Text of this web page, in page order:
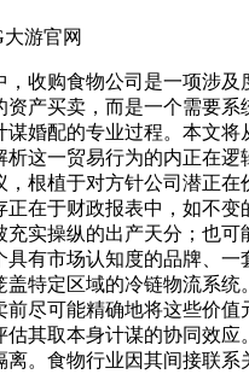
大游官网
收购食物公司是一项涉及
资产买卖，而是一个需要系
谋婚配的专业过程。本文将
析这一贸易行为的内正在逻
根植于对方针公司潜正在
正在于财政报表中，如不变
充实操纵的出产天分；也可
具有市场认知度的品牌、一
盖特定区域的冷链物流系统
前尽可能精确地将这些价值
其取本身计谋的协同效应
离。食物行业因其间接联系